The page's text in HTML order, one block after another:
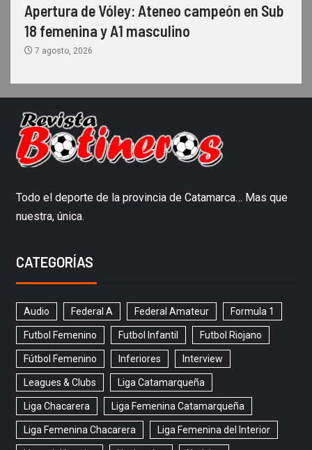
Apertura de Vóley: Ateneo campeón en Sub
18 femenina y A1 masculino
7 agosto, 2026
Todo el deporte de la provincia de Catamarca… Mas que
nuestra, única.
CATEGORÍAS
Audio Federal A Federal Amateur Formula 1
Futbol Femenino Futbol Infantil Futbol Riojano
Fútbol Femenino Inferiores Interview
Leagues & Clubs Liga Catamarqueña
Liga Chacarera Liga Femenina Catamarqueña
Liga Femenina Chacarera Liga Femenina del Interior